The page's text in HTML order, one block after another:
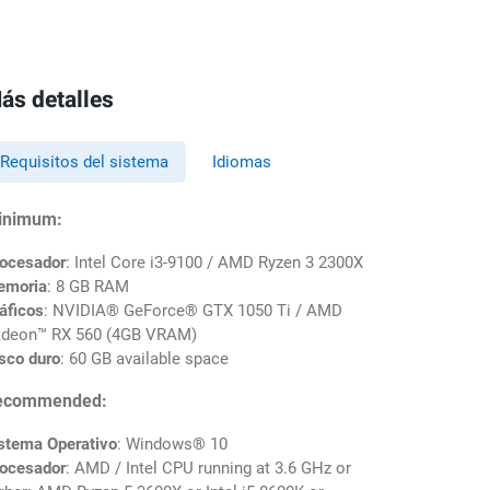
detalles
Requisitos del sistema Idiomas
: Intel Core i3-9100 / AMD Ryzen 3 2300X
: 8 GB RAM
: NVIDIA® GeForce® GTX 1050 Ti / AMD
RX 560 (4GB VRAM)
duro: 60 GB available space
Operativo: Windows® 10
: AMD / Intel CPU running at 3.6 GHz or